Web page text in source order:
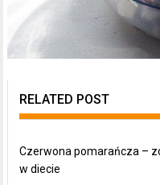
RELATED POST
Czerwona pomarańcza –
w diecie